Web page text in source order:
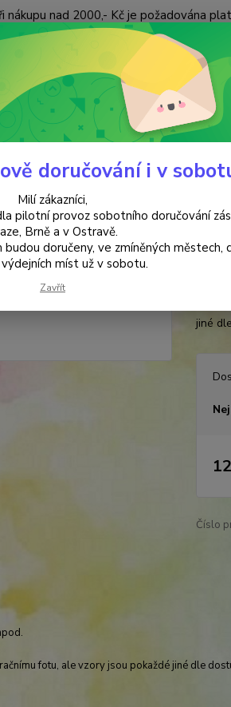
nákupu nad 2000,- Kč je požadována
Hledat
(Po-
Indie
jiné
Číslo
fotu, ale vzory jsou pokaždé jiné dle
doručování i v
Milí zákazníci,
pilotní provoz sobotního doručování
Brně a v Ostravě.
doručeny, ve zmíněných městech,
míst už v sobotu.
Zavřít